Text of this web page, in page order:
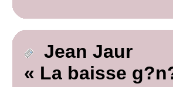
Jean Jaur
« La baisse